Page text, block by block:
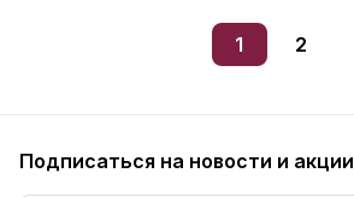
1 2
Подписаться на новости и акции